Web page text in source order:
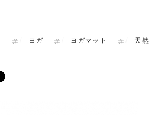
ヨガ ヨガマット
天然